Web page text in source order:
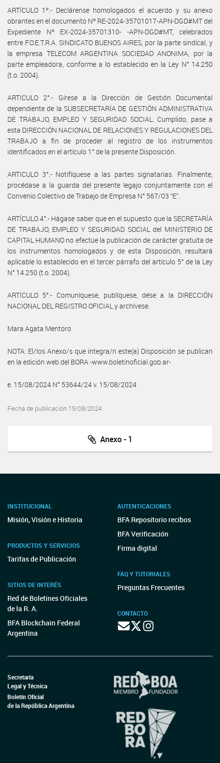
ARTÍCULO 1º.- Declárense homologados el acuerdo y su anexo
obrantes en el documento Nº RE-2024-35701017-APN-DGD#MT del
Expediente Nº EX-2024-35701310- -APN-DGD#MT, celebrados
entre F.O.E.T.R.A. SINDICATO BUENOS AIRES, por la parte sindical, y
la empresa TELECOM ARGENTINA SOCIEDAD ANONIMA, por la
parte empleadora, conforme a lo establecido en la Ley N° 14.250
(t.o. 2004).
ARTICULO 2°.- Gírese a la Dirección de Gestión Documental
dependiente de la SUBSECRETARÍA DE GESTIÓN ADMINISTRATIVA
DE TRABAJO, EMPLEO Y SEGURIDAD SOCIAL. Cumplido, pase a
esta DIRECCIÓN NACIONAL DE RELACIONES Y REGULACIONES DEL
TRABAJO a fin de proceder al registro de los instrumentos
identificados en el artículo 1° de la presente Disposición.
ARTICULO 3°.- Notifíquese a las partes signatarias. Finalmente,
procédase a la guarda del presente legajo conjuntamente con el
Convenio Colectivo de Trabajo de Empresa N° 567/03 “E”.
ARTÍCULO 4°.- Hágase saber que en el supuesto que la SECRETARÍA
DE TRABAJO, EMPLEO Y SEGURIDAD SOCIAL del MINISTERIO DE
CAPITAL HUMANO no efectúe la publicación de carácter gratuita de
los instrumentos homologados y de esta Disposición, resultará
aplicable lo establecido en el tercer párrafo del artículo 5° de la Ley
N° 14.250 (t.o. 2004).
ARTÍCULO 5°.- Comuníquese, publíquese, dése a la DIRECCIÓN
NACIONAL DEL REGISTRO OFICIAL y archívese.
Mara Agata Mentoro
NOTA: El/los Anexo/s que integra/n este(a) Disposición se publican
en la edición web del BORA -www.boletinoficial.gob.ar-
e. 15/08/2024 N° 53644/24 v. 15/08/2024
Fecha de publicación 15/08/2024
Anexo - 1
INSTITUCIONAL
Misión, Visión e Historia
PRODUCTOS Y SERVICIOS
Tarifas de Publicación
SITIOS DE INTERÉS
Red de Boletines Oficiales
de la R. A.
BFA Blockchain Federal
Argentina
AUTENTICACIONES
BFA Repositorio recibos
BFA Verificación
Firma digital
FAQ Y TUTORIALES
Preguntas Frecuentes
CONTACTO
Secretaría
Legal y Técnica
Boletín Oficial
de la República Argentina